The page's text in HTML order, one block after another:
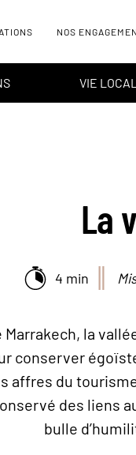
NOS
VIE
La
4 min
Marrakech, la
conserver
affres du
des liens
bulle